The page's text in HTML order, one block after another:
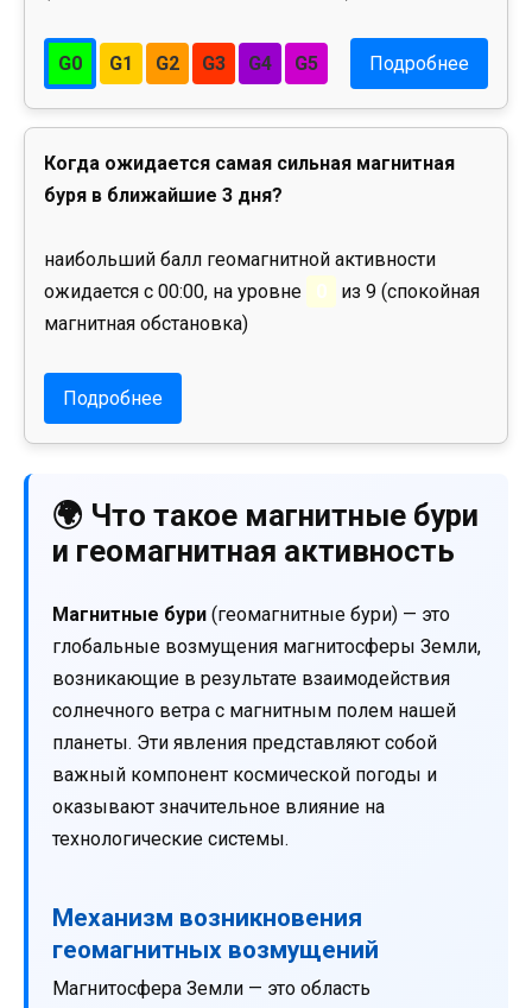
G0 G1 G2 G3 G4 G5 Подробнее
Когда ожидается самая сильная магнитная
буря в ближайшие 3 дня?
наибольший балл геомагнитной активности
ожидается с 00:00, на уровне
0
из 9 (спокойная
магнитная обстановка)
Подробнее
🌍 Что такое магнитные бури
и геомагнитная активность
Магнитные бури (геомагнитные бури) — это
глобальные возмущения магнитосферы Земли,
возникающие в результате взаимодействия
солнечного ветра с магнитным полем нашей
планеты. Эти явления представляют собой
важный компонент космической погоды и
оказывают значительное влияние на
технологические системы.
Механизм возникновения
геомагнитных возмущений
Магнитосфера Земли — это область